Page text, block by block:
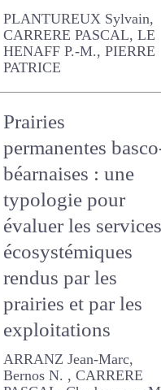
Editorial
PLANTUREUX Sylvain,
HENAFF P.-M., PIERRE
PATRICE
Prairies
permanentes
basco-béarnaises :
une typologie pour
évaluer les services
écosystémiques
rendus par les
prairies et par les
exploitations